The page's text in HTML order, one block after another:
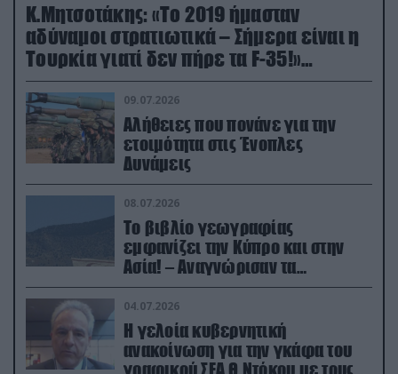
Κ.Μητσοτάκης: «Το 2019 ήμασταν
αδύναμοι στρατιωτικά – Σήμερα είναι η
Τουρκία γιατί δεν πήρε τα F-35!»
(βίντεο)
09.07.2026
Αλήθειες που πονάνε για την
ετοιμότητα στις Ένοπλες
Δυνάμεις
08.07.2026
Το βιβλίο γεωγραφίας
εμφανίζει την Κύπρο και στην
Ασία! – Αναγνώρισαν τα
κατεχόμενα; (φωτο)
04.07.2026
Η γελοία κυβερνητική
ανακοίνωση για την γκάφα του
γραφικού ΣΕΑ Θ.Ντόκου με τους